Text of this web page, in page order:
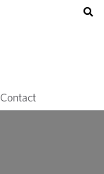
Contact